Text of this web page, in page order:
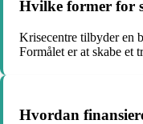
Hvilke former for
Krisecentre tilbyder en
Formålet er at skabe et
Hvordan